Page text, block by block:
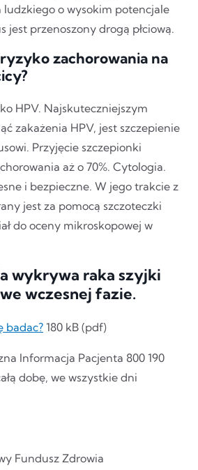
ludzkiego o wysokim potencjale
jest przenoszony drogą płciową.
zachorowania na
HPV. Najskuteczniejszym
zakażenia HPV, jest szczepienie
Przyjęcie szczepionki
aż o 70%. Cytologia.
i bezpieczne. W jego trakcie z
jest za pomocą szczoteczki
do oceny mikroskopowej w
wykrywa raka szyjki
wczesnej fazie.
badac?180 kB (pdf)
Informacja Pacjenta 800 190
dobę, we wszystkie dni
Fundusz Zdrowia